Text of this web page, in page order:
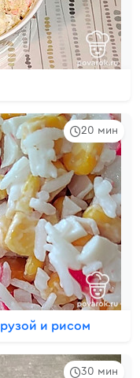
20 мин
и рисом
30 мин